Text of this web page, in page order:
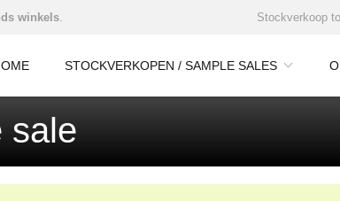
winkels. Stockverkoop
STOCKVERKOPEN / SAMPLE SALES
sale